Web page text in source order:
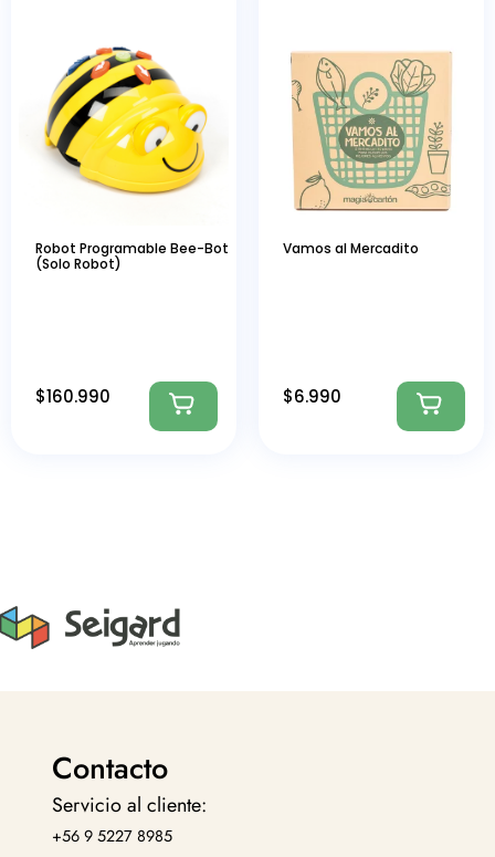
Robot Programable Bee-Bot
(Solo Robot)
$160.990
Vamos al Mercadito
$6.990
Contacto
Servicio al cliente:
+56 9 5227 8985